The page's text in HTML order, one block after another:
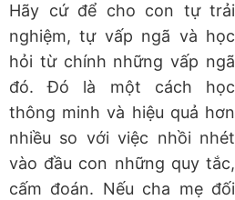
Hãy cứ để cho con tự trải
nghiệm, tự vấp ngã và học
hỏi từ chính những vấp ngã
đó. Đó là một cách học
thông minh và hiệu quả hơn
nhiều so với việc nhồi nhét
vào đầu con những quy tắc,
cấm đoán. Nếu cha mẹ đối